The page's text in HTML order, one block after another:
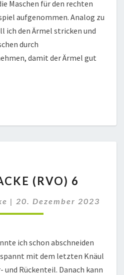
Maschen für den rechten
aufgenommen. Analog zu
ich den Ärmel stricken und
durch
damit der Ärmel gut
(RVO)(RVO) 6
| 20. Dezember 2023
ich schon abschneiden
mit dem letzten Knäul
und Rückenteil. Danach kann